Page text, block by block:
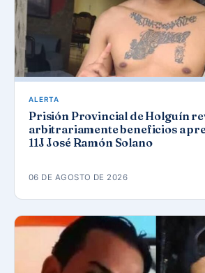
ALERTA
Prisión Provincial de Holguín
arbitrariamente beneficios a
11J José Ramón Solano
06 DE AGOSTO DE 2026